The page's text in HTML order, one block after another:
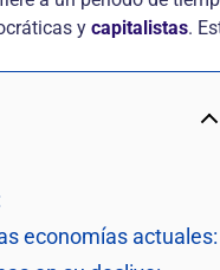
y capitalistas.
economías actuales: